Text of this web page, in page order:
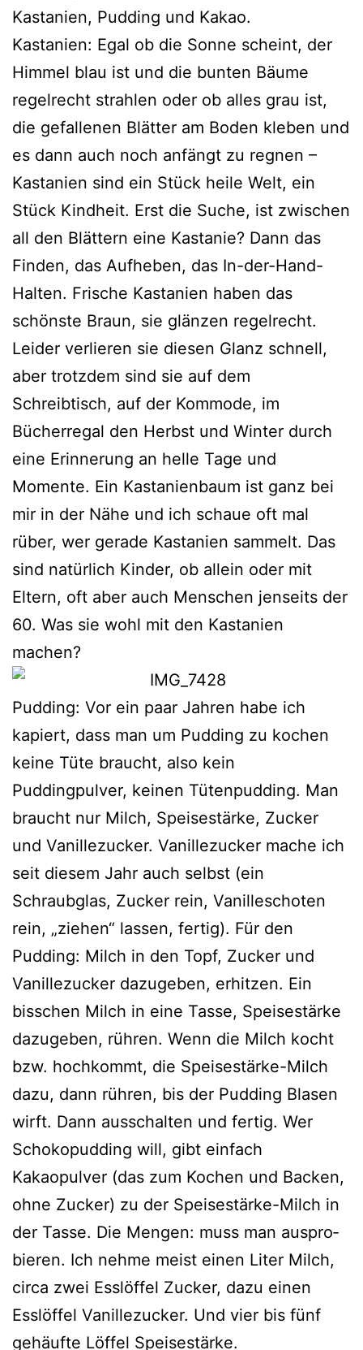
Kastanien, Pudding und Kakao.
Kastanien: Egal ob die Sonne scheint, der
Himmel blau ist und die bun­ten Bäume
regel­recht strah­len oder ob alles grau ist,
die gefal­le­nen Blätter am Boden kle­ben und
es dann auch noch anfängt zu reg­nen –
Kastanien sind ein Stück hei­le Welt, ein
Stück Kindheit. Erst die Suche, ist zwi­schen
all den Blättern eine Kastanie? Dann das
Finden, das Aufheben, das In-der-Hand-
Halten. Frische Kastanien haben das
schöns­te Braun, sie glän­zen regel­recht.
Leider ver­lie­ren sie die­sen Glanz schnell,
aber trotz­dem sind sie auf dem
Schreibtisch, auf der Kommode, im
Bücherregal den Herbst und Winter durch
eine Erinnerung an hel­le Tage und
Momente. Ein Kastanienbaum ist ganz bei
mir in der Nähe und ich schaue oft mal
rüber, wer gera­de Kastanien sam­melt. Das
sind natür­lich Kinder, ob allein oder mit
Eltern, oft aber auch Menschen jen­seits der
60. Was sie wohl mit den Kastanien
machen?
Pudding: Vor ein paar Jahren habe ich
kapiert, dass man um Pudding zu kochen
kei­ne Tüte braucht, also kein
Puddingpulver, kei­nen Tütenpudding. Man
braucht nur Milch, Speisestärke, Zucker
und Vanillezucker. Vanillezucker mache ich
seit die­sem Jahr auch selbst (ein
Schraubglas, Zucker rein, Vanilleschoten
rein, „zie­hen“ las­sen, fer­tig). Für den
Pudding: Milch in den Topf, Zucker und
Vanillezucker dazu­ge­ben, erhit­zen. Ein
biss­chen Milch in eine Tasse, Speisestärke
dazu­ge­ben, rüh­ren. Wenn die Milch kocht
bzw. hoch­kommt, die Speisestärke-Milch
dazu, dann rüh­ren, bis der Pudding Blasen
wirft. Dann aus­schal­ten und fer­tig. Wer
Schokopudding will, gibt ein­fach
Kakaopulver (das zum Kochen und Backen,
ohne Zucker) zu der Speisestärke-Milch in
der Tasse. Die Mengen: muss man aus­pro­
bie­ren. Ich neh­me meist einen Liter Milch,
cir­ca zwei Esslöffel Zucker, dazu einen
Esslöffel Vanillezucker. Und vier bis fünf
gehäuf­te Löffel Speisestärke.